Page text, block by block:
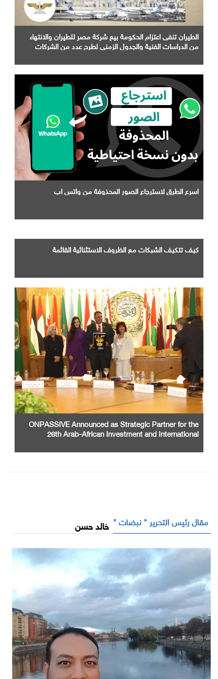
الطيران تنفى اعتزام الحكومة بيع شركة مصر للطيران والانتهاء
من الدراسات الفنية والجدول الزمني لطرح عدد من الشركات
اسرع الطرق لاسترجاع الصور المحذوفة من واتس اب
كيف تتكيف الشبكات مع الظروف الاستثنائية القائمة
ONPASSIVE Announced as Strategic Partner for the
26th Arab-African Investment and International
مقال رئيس التحرير " نبضات " خالد حسن